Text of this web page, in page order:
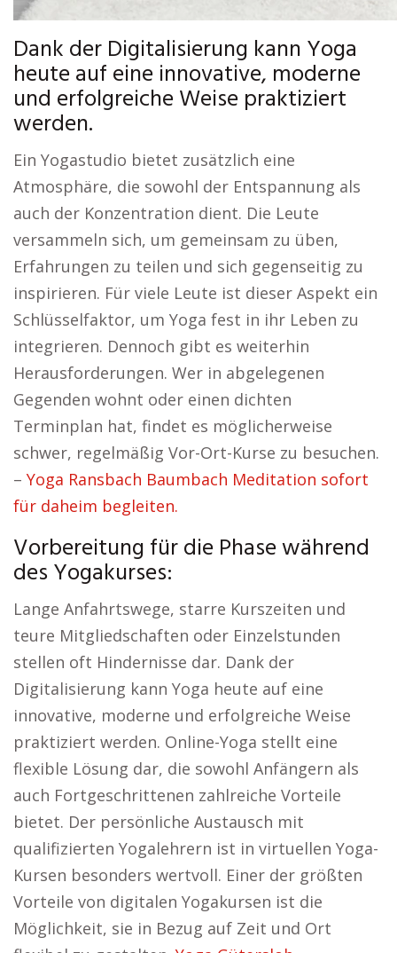
Dank der Digitalisierung kann Yoga
heute auf eine innovative, moderne
und erfolgreiche Weise praktiziert
werden.
Ein Yogastudio bietet zusätzlich eine
Atmosphäre, die sowohl der Entspannung als
auch der Konzentration dient. Die Leute
versammeln sich, um gemeinsam zu üben,
Erfahrungen zu teilen und sich gegenseitig zu
inspirieren. Für viele Leute ist dieser Aspekt ein
Schlüsselfaktor, um Yoga fest in ihr Leben zu
integrieren. Dennoch gibt es weiterhin
Herausforderungen. Wer in abgelegenen
Gegenden wohnt oder einen dichten
Terminplan hat, findet es möglicherweise
schwer, regelmäßig Vor-Ort-Kurse zu besuchen.
– Yoga Ransbach Baumbach Meditation sofort
für daheim begleiten.
Vorbereitung für die Phase während
des Yogakurses:
Lange Anfahrtswege, starre Kurszeiten und
teure Mitgliedschaften oder Einzelstunden
stellen oft Hindernisse dar. Dank der
Digitalisierung kann Yoga heute auf eine
innovative, moderne und erfolgreiche Weise
praktiziert werden. Online-Yoga stellt eine
flexible Lösung dar, die sowohl Anfängern als
auch Fortgeschrittenen zahlreiche Vorteile
bietet. Der persönliche Austausch mit
qualifizierten Yogalehrern ist in virtuellen Yoga-
Kursen besonders wertvoll. Einer der größten
Vorteile von digitalen Yogakursen ist die
Möglichkeit, sie in Bezug auf Zeit und Ort